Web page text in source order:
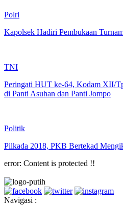
Polri
Kapolsek Hadiri Pembukaan
TNI
Peringati HUT ke-64, Kodam XII/
di Panti Asuhan dan Panti Jompo
Politik
Pilkada 2018, PKB Bertekad
error: Content is protected !!
Navigasi :